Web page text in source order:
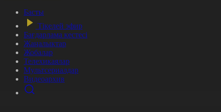
Басты
Тікелей эфир
Бағдарлама кестесі
Жаңалықтар
Жобалар
Телехикаялар
Мультсериалдар
Видеоархив